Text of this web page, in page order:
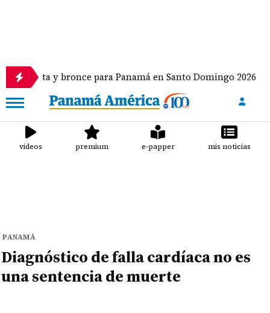
para Panamá en Santo Domingo 2026
videos premium e-papper mis noticias
PANAMÁ
Diagnóstico de falla cardíaca no es
una sentencia de muerte